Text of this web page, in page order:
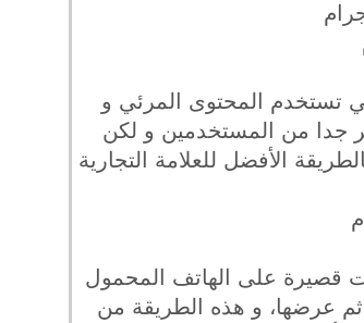
تستخدم المحتوى المرئي و
جدا من المستخدمين و لكن
الأفضل للعلامة التجارية
قصيرة على الهاتف المحمول
عرضها، و هذه الطريقة من